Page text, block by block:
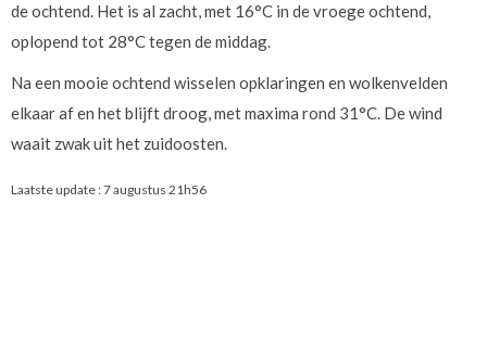
de ochtend. Het is al zacht, met 16°C in de vroege ochtend,
oplopend tot 28°C tegen de middag.
Na een mooie ochtend wisselen opklaringen en wolkenvelden
elkaar af en het blijft droog, met maxima rond 31°C. De wind
waait zwak uit het zuidoosten.
Laatste update :7 augustus 21h56